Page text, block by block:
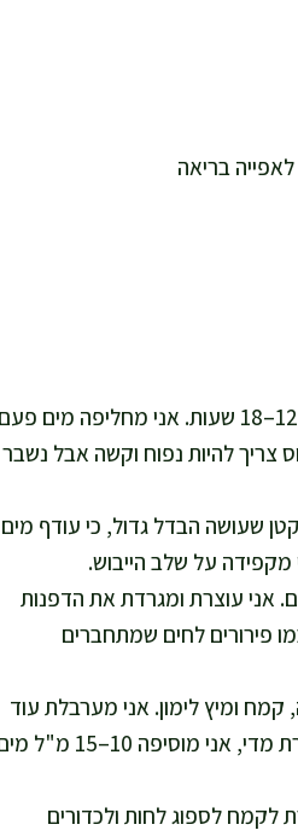
אני שוטפת את החומוס היבש ומשרה אותו בקערה גדולה עם הרבה מים ל-12–18 שעות. אני מחליפה מים פעם
צריך להיות נפוח וקשה אבל נשבר
שעושה הבדל גדול, כי עודף מים
על שלב הייבוש.
אני עוצרת ומגרדת את הדפנות
פירורים לחים שמתחברים
ומיץ לימון. אני מערבלת עוד
כמה פולסים בלבד, כדי לשמור על גרגיריות טבעית. אם התערובת מתפוררת מדי, אני מוסיפה
המנוחה הזאת עוזרת לקמח לספוג לחות ולכדורים